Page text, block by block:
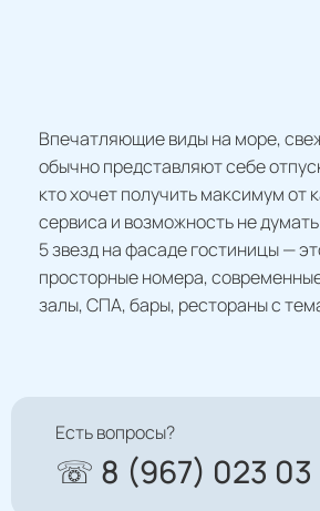
Впечатляющие виды на море,
обычно представляют себе
кто хочет получить максимум
сервиса и возможность не
5 звезд на фасаде гостиницы —
просторные номера,
залы, СПА, бары, рестораны с
Есть вопросы?
☏ 8 (967) 023 03